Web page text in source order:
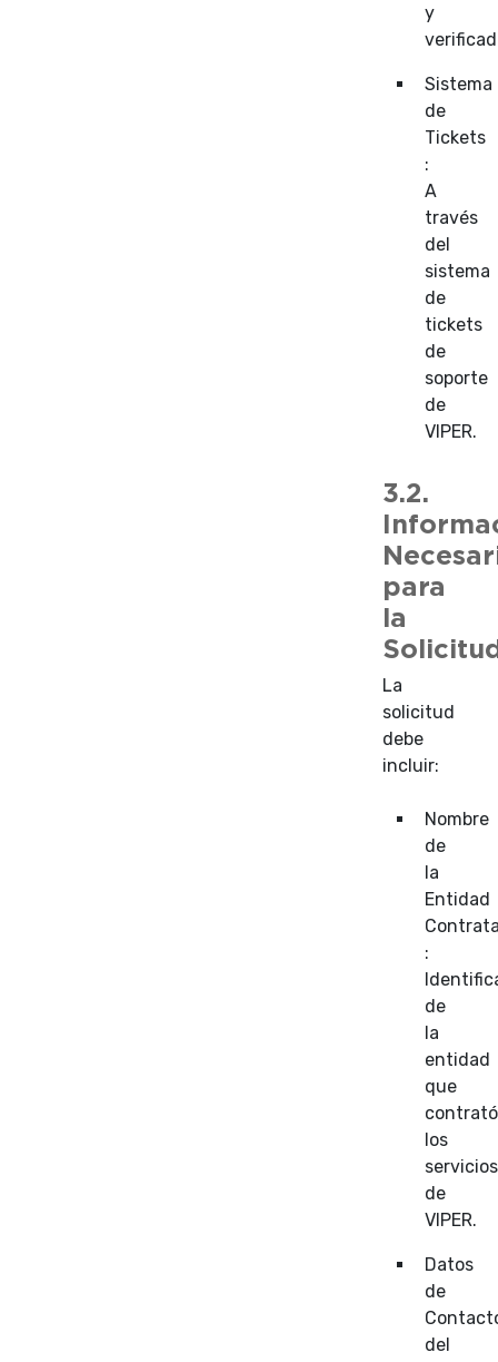
y
Sistema
de
Tickets
:
A
través
del
sistema
de
tickets
de
soporte
de
VIPER.
3.2.
para
la
La
solicitud
debe
incluir:
Nombre
de
la
Entidad
:
de
la
entidad
que
contrató
los
servicios
de
VIPER.
Datos
de
del